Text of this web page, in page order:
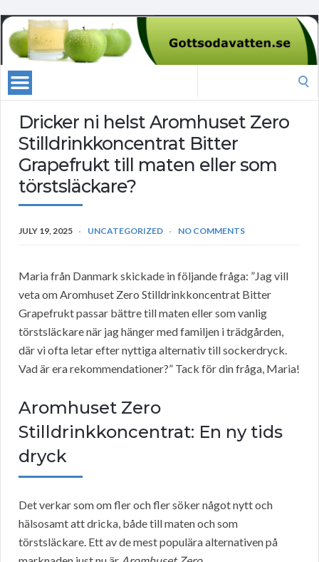
Dricker ni helst Aromhuset Zero
Stilldrinkkoncentrat Bitter
Grapefrukt till maten eller som
törstsläckare?
JULY 19, 2025 UNCATEGORIZED NO COMMENTS
Maria från Danmark skickade in följande fråga: ”Jag vill
veta om Aromhuset Zero Stilldrinkkoncentrat Bitter
Grapefrukt passar bättre till maten eller som vanlig
törstsläckare när jag hänger med familjen i trädgården,
där vi ofta letar efter nyttiga alternativ till sockerdryck.
Vad är era rekommendationer?” Tack för din fråga, Maria!
Aromhuset Zero
Stilldrinkkoncentrat: En ny tids
dryck
Det verkar som om fler och fler söker något nytt och
hälsosamt att dricka, både till maten och som
törstsläckare. Ett av de mest populära alternativen på